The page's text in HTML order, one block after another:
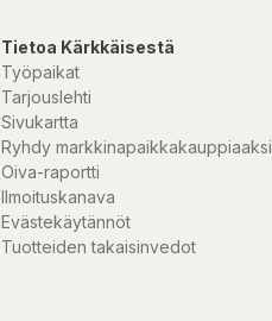
Tietoa Kärkkäisestä
Työpaikat
Tarjouslehti
Sivukartta
Ryhdy markkinapaikkakauppiaaksi
Oiva-raportti
Ilmoituskanava
Evästekäytännöt
Tuotteiden takaisinvedot